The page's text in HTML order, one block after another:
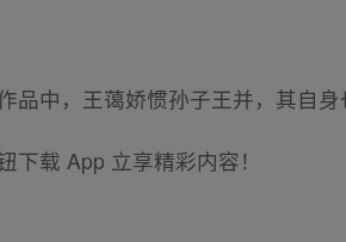
中，王蔼娇惯孙子王并，其自身
下载 App 立享精彩内容！